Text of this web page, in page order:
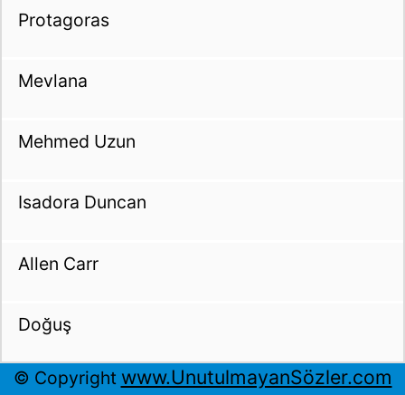
Protagoras
Mevlana
Mehmed Uzun
Isadora Duncan
Allen Carr
Doğuş
© Copyright www.UnutulmayanSözler.com